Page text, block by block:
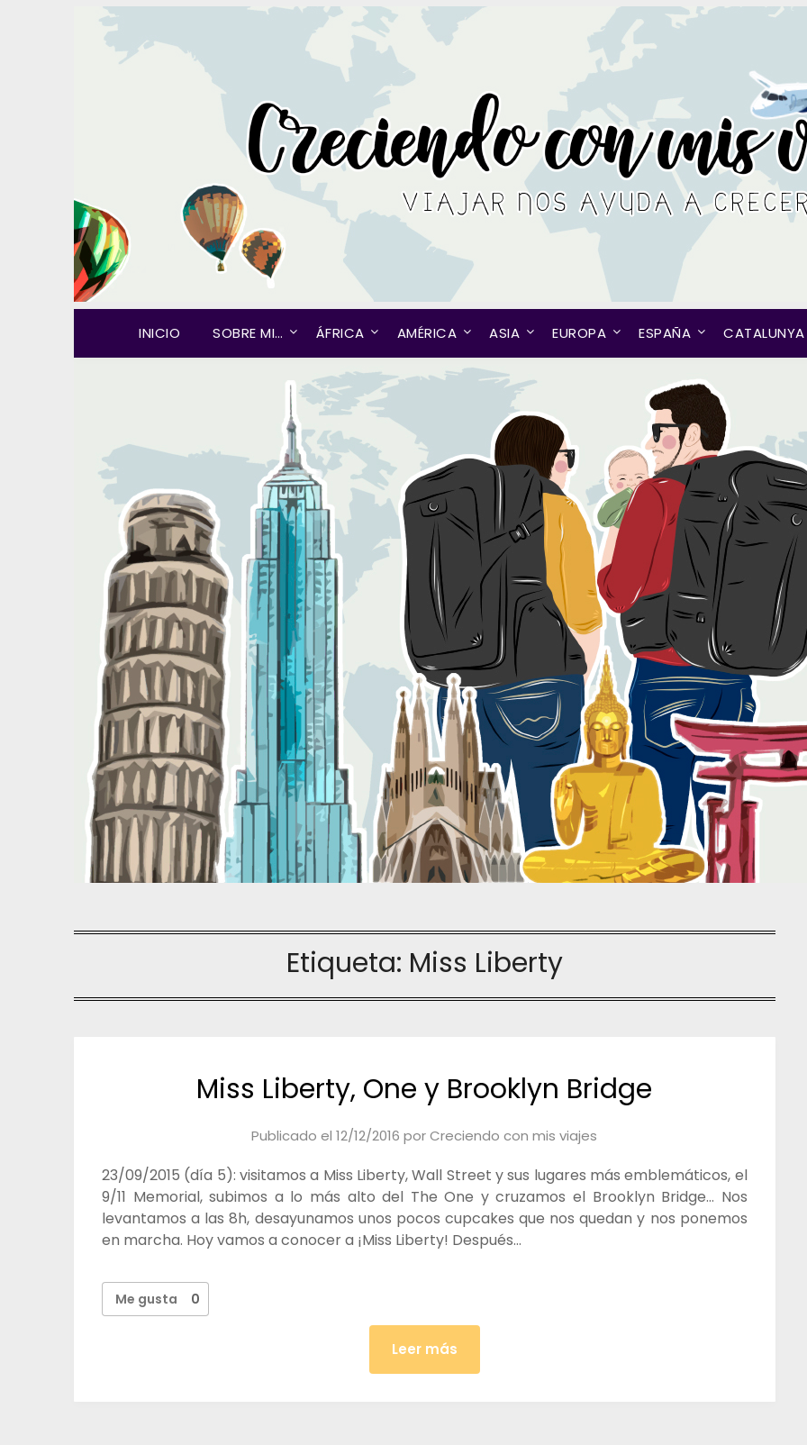
INICIO SOBRE MI… ÁFRICA AMÉRICA ASIA EUROPA ESPAÑA CATALUNYA
Etiqueta: Miss Liberty
Miss Liberty, One y Brooklyn Bridge
Publicado el12/12/2016 porCreciendo con mis viajes
23/09/2015 (día 5): visitamos a Miss Liberty, Wall Street y sus lugares más emblemáticos, el
9/11 Memorial, subimos a lo más alto del The One y cruzamos el Brooklyn Bridge… Nos
levantamos a las 8h, desayunamos unos pocos cupcakes que nos quedan y nos ponemos
en marcha. Hoy vamos a conocer a ¡Miss Liberty! Después…
Me gusta 0
Leer más